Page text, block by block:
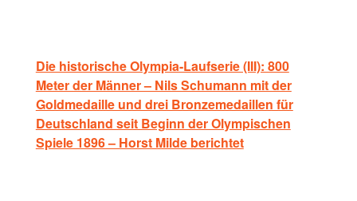
Die historische Olympia-Laufserie (III): 800
Meter der Männer – Nils Schumann mit der
Goldmedaille und drei Bronzemedaillen für
Deutschland seit Beginn der Olympischen
Spiele 1896 – Horst Milde berichtet